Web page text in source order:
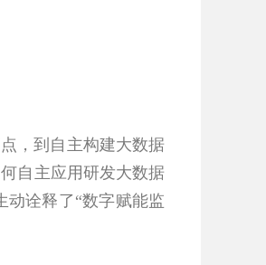
，到自主构建大数据
自主应用研发大数据
诠释了“数字赋能监